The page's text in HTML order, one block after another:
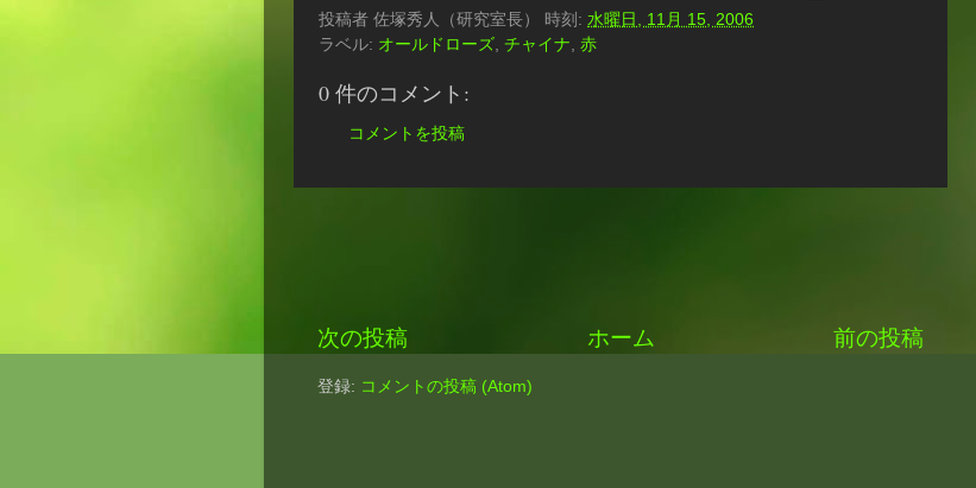
投稿者 佐塚秀人（研究室長） 時刻: 水曜日, 11月 15, 2006
ラベル: オールドローズ チャイナ 赤
0 件のコメント:
コメントを投稿
次の投稿 前の投稿
ホーム
登録: コメントの投稿 (Atom)